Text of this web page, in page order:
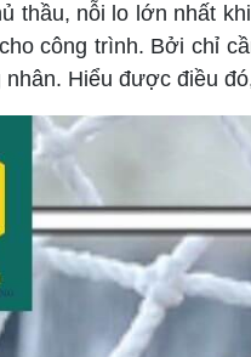
thầu, nỗi lo lớn nhất
công trình. Bởi chỉ
nhân. Hiểu được điều